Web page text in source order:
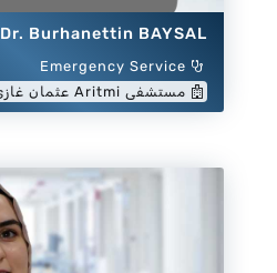
Dr. Burhanettin BAYSAL
Emergency Service
مستشفى Aritmi عثمان غازي الخاص